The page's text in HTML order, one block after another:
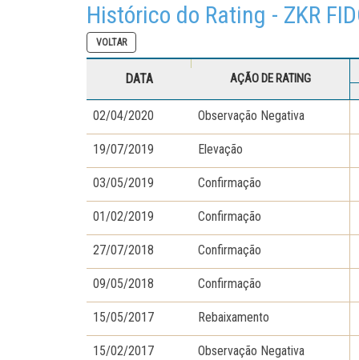
Histórico do Rating - ZKR
VOLTAR
DATA AÇÃO DE RATING
02/04/2020 Observação Negativa
19/07/2019 Elevação
03/05/2019 Confirmação
01/02/2019 Confirmação
27/07/2018 Confirmação
09/05/2018 Confirmação
15/05/2017 Rebaixamento
15/02/2017 Observação Negativa